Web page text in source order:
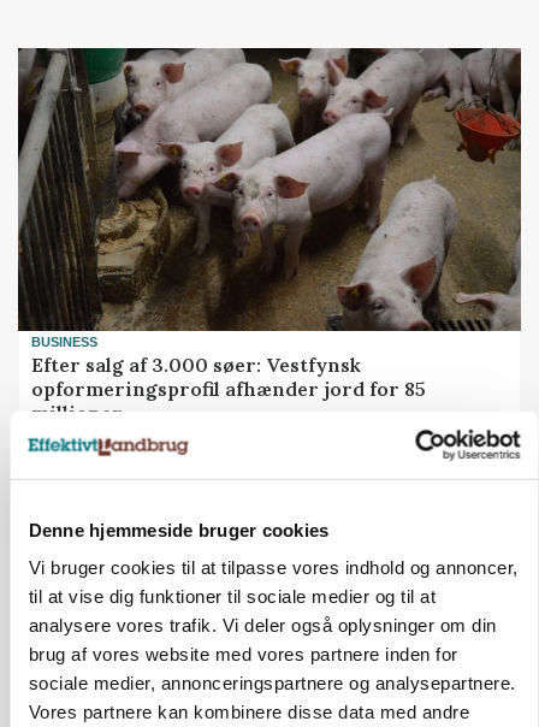
Denne hjemmeside bruger cookies
Vi bruger cookies til at tilpasse vores indhold og annoncer,
til at vise dig funktioner til sociale medier og til at
analysere vores trafik. Vi deler også oplysninger om din
brug af vores website med vores partnere inden for
sociale medier, annonceringspartnere og analysepartnere.
Vores partnere kan kombinere disse data med andre
BUSINESS
Efter salg af 3.000 søer: Vestfynsk
opformeringsprofil afhænder jord for 85
millioner